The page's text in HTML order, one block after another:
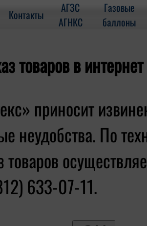
Контакты
АГЗС
АГНКС
Газовые
баллоны
товаров в
приносит
неудобства. По
товаров
633-07-11.